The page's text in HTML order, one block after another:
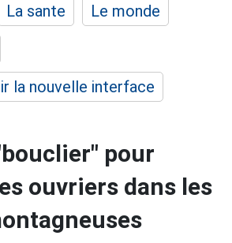
La sante
Le monde
la nouvelle interface
pour
ouvriers dans les